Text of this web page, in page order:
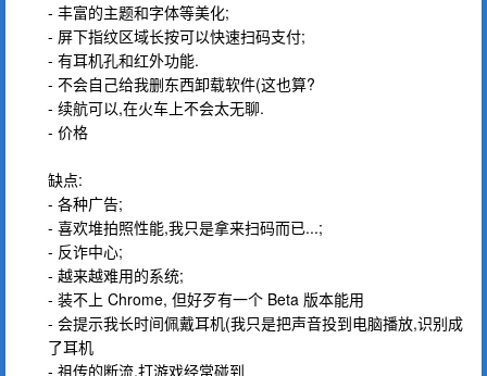
- 丰富的主题和字体等美化;
- 屏下指纹区域长按可以快速扫码支付;
- 有耳机孔和红外功能.
- 不会自己给我删东西卸载软件(这也算?
- 续航可以,在火车上不会太无聊.
- 价格
缺点:
- 各种广告;
- 喜欢堆拍照性能,我只是拿来扫码而已...;
- 反诈中心;
- 越来越难用的系统;
- 装不上 Chrome, 但好歹有一个 Beta 版本能用
- 会提示我长时间佩戴耳机(我只是把声音投到电脑播放,识别成
了耳机
- 祖传的断流,打游戏经常碰到